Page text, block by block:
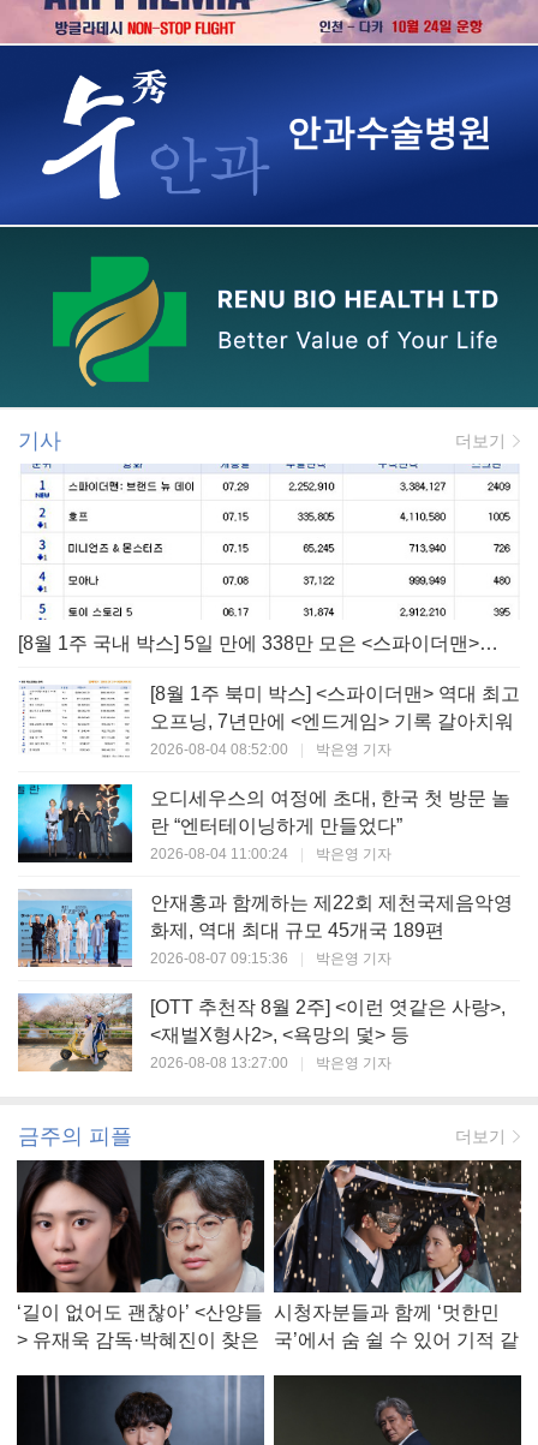
기사 더보기
[8월 1주 국내 박스] 5일 만에 338만 모은 <스파이더맨> 극장가 235% 대반등, <호프>는 400만 돌파
[8월 1주 북미 박스] <스파이더맨> 역대 최고
오프닝, 7년만에 <엔드게임> 기록 갈아치워
2026-08-04 08:52:00 | 박은영 기자
오디세우스의 여정에 초대, 한국 첫 방문 놀
란 “엔터테이닝하게 만들었다”
2026-08-04 11:00:24 | 박은영 기자
안재홍과 함께하는 제22회 제천국제음악영
화제, 역대 최대 규모 45개국 189편
2026-08-07 09:15:36 | 박은영 기자
[OTT 추천작 8월 2주] <이런 엿같은 사랑>,
<재벌X형사2>, <욕망의 덫> 등
2026-08-08 13:27:00 | 박은영 기자
금주의 피플 더보기
‘길이 없어도 괜찮아’ <산양들
> 유재욱 감독·박혜진이 찾은
시청자분들과 함께 ‘멋한민
국’에서 숨 쉴 수 있어 기적 같